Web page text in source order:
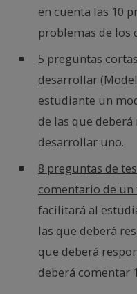
en cuenta las 10
problemas de los
5 preguntas
desarrollar
estudiante un
de las que deberá
desarrollar uno.
8 preguntas de
comentario de un
facilitará al
las que deberá
que deberá
deberá comentar